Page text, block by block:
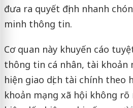
đưa ra quyết định nhanh
minh thông tin.
Cơ quan này khuyến cáo
thông tin cá nhân, tài khoản
hiện giao dịch tài chính theo
khoản mạng xã hội không